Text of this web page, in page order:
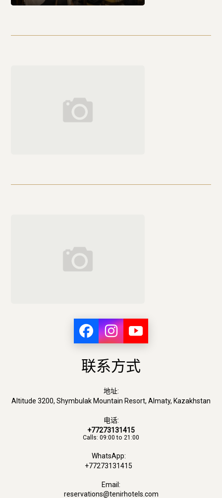
联系方式
地址:
Altitude 3200, Shymbulak Mountain Resort, Almaty, Kazakhstan
电话:
+77273131415
Calls: 09:00 to 21:00
WhatsApp:
+77273131415
Email:
reservations@tenirhotels.com